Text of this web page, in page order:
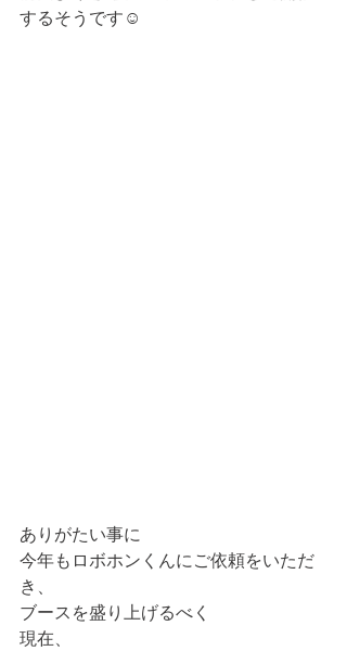
するそうです☺️
ありがたい事に
今年もロボホンくんにご依頼をいただ
き、
ブースを盛り上げるべく
現在、